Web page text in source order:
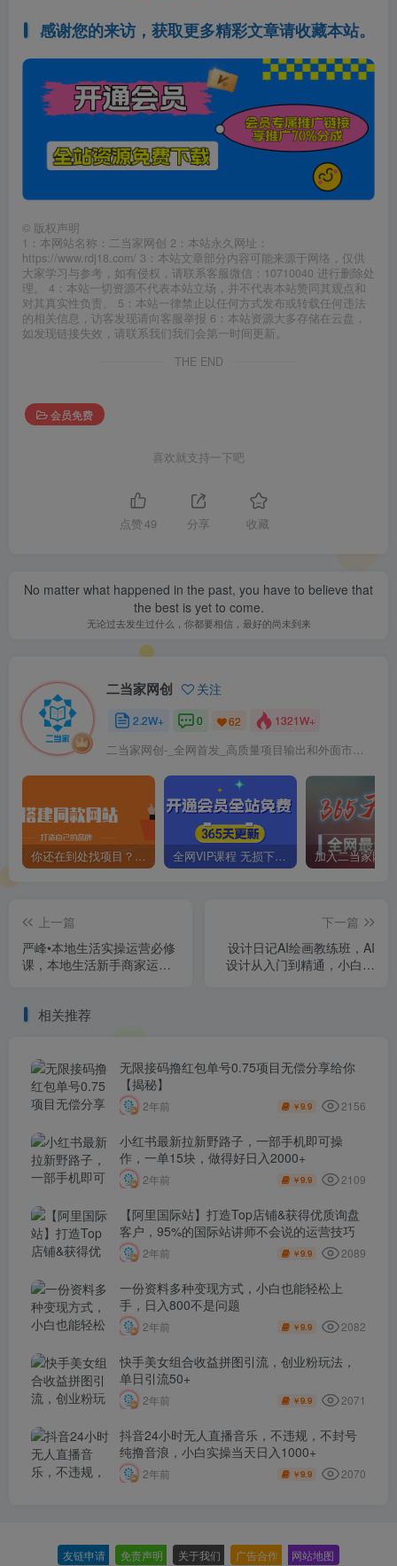
感谢您的来访，获取更多精彩文章请收藏本站。
© 版权声明
1：本网站名称：二当家网创 2：本站永久网址：
https://www.rdj18.com/ 3：本站文章部分内容可能来源于网络，仅供
大家学习与参考，如有侵权，请联系客服微信：10710040 进行删除处
理。 4：本站一切资源不代表本站立场，并不代表本站赞同其观点和
对其真实性负责。 5：本站一律禁止以任何方式发布或转载任何违法
的相关信息，访客发现请向客服举报 6：本站资源大多存储在云盘，
如发现链接失效，请联系我们我们会第一时间更新。
THE END
会员免费
喜欢就支持一下吧
点赞 49 分享 收藏
No matter what happened in the past, you have to believe that
the best is yet to come.
无论过去发生过什么，你都要相信，最好的尚未到来
二当家网创 关注
2.2W+ 0 62 1321W+
二当家网创-_全网首发_高质量项目输出和外面市场高价课程一模一样
你还在到处找项目？还在当韭菜？我靠卖项目一个月收入5万+，曾经我也是个失败者。 全网VIP课程 无损下载~
上一篇
严峰•本地生活实操运营必修
课，本地生活新手商家运营
下一篇
设计日记AI绘画教练班，AI
设计从入门到精通，小白也
相关推荐
无限接码撸红包单号0.75项目无偿分享给你
【揭秘】
2年前 ￥9.9 2156
小红书最新拉新野路子，一部手机即可操
作，一单15块，做得好日入2000+
2年前 ￥9.9 2109
【阿里国际站】打造Top店铺&获得优质询盘
客户，​95%的国际站讲师不会说的运营技巧
2年前 ￥9.9 2089
一份资料多种变现方式，小白也能轻松上
手，日入800不是问题
2年前 ￥9.9 2082
快手美女组合收益拼图引流，创业粉玩法，
单日引流50+
2年前 ￥9.9 2071
抖音24小时无人直播音乐，不违规，不封号
纯撸音浪，小白实操当天日入1000+
2年前 ￥9.9 2070
友链申请 免责声明 关于我们 广告合作 网站地图